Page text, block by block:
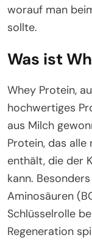
worauf man
sollte.
Was ist
Whey Protein,
hochwertiges
aus Milch
Protein, das alle
enthält, die der
kann.
Aminosäuren
Schlüsselrolle
Regeneration